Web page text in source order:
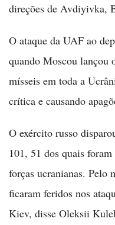
direções de Avdiyivka,
O ataque da UAF ao
quando Moscou lançou
mísseis em toda a
crítica e causando
O exército russo
101, 51 dos quais
forças ucranianas. Pelo
ficaram feridos nos
Kiev, disse Oleksii